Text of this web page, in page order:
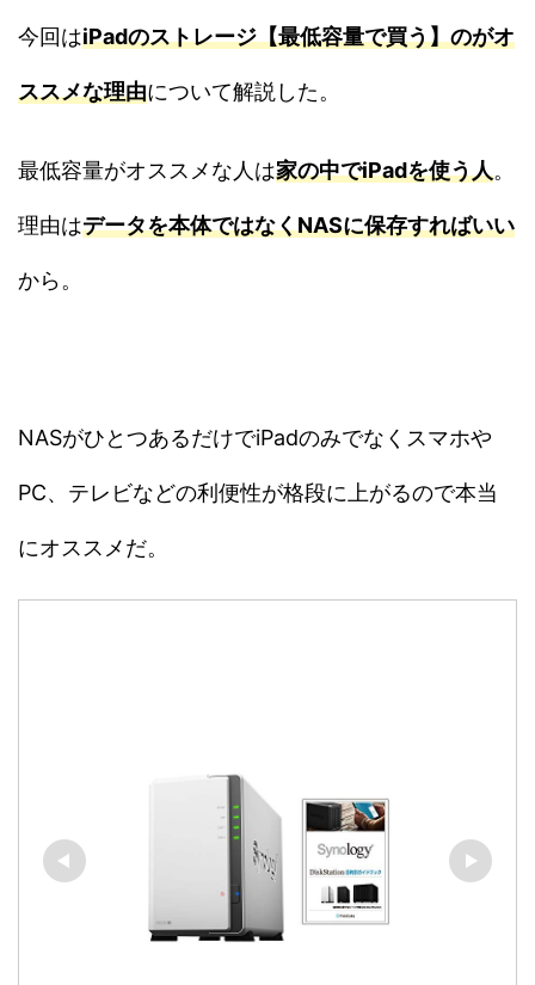
今回はiPadのストレージ【最低容量で買う】のがオ
ススメな理由について解説した。
最低容量がオススメな人は家の中でiPadを使う人。
理由はデータを本体ではなくNASに保存すればいい
から。
NASがひとつあるだけでiPadのみでなくスマホや
PC、テレビなどの利便性が格段に上がるので本当
にオススメだ。